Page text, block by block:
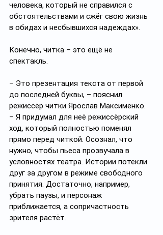
человека, который не справился с
обстоятельствами и сжёг свою жизнь
в обидах и несбывшихся надеждах».
Конечно, читка – это ещё не
спектакль.
– Это презентация текста от первой
до последней буквы, – пояснил
режиссёр читки Ярослав Максименко.
– Я придумал для неё режиссёрский
ход, который полностью поменял
прямо перед читкой. Осознал, что
нужно, чтобы пьеса прозвучала в
условностях театра. Истории потекли
друг за другом в режиме свободного
принятия. Достаточно, например,
убрать паузы, и персонаж
приближается, а сопричастность
зрителя растёт.